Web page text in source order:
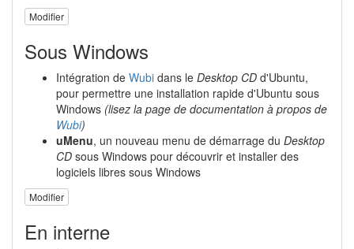
Modifier
Sous Windows
Intégration de Wubi dans le Desktop CD d'Ubuntu,
pour permettre une installation rapide d'Ubuntu sous
Windows (lisez la page de documentation à propos de
Wubi)
uMenu, un nouveau menu de démarrage du Desktop
CD sous Windows pour découvrir et installer des
logiciels libres sous Windows
Modifier
En interne